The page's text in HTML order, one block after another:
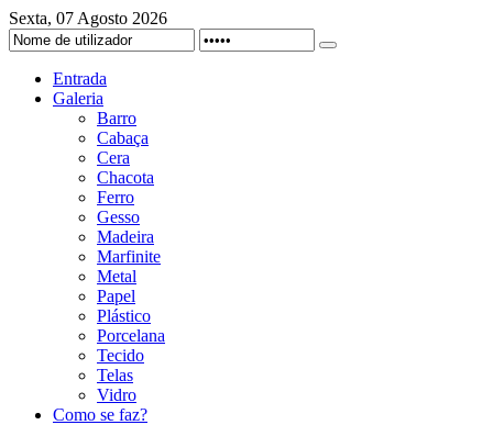
Sexta, 07 Agosto 2026
Entrada
Galeria
Barro
Cabaça
Cera
Chacota
Ferro
Gesso
Madeira
Marfinite
Metal
Papel
Plástico
Porcelana
Tecido
Telas
Vidro
Como se faz?